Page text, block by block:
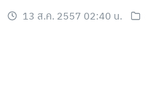
13 ส.ค. 2557 02:40 น.